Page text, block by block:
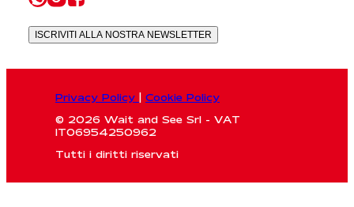
ISCRIVITI ALLA NOSTRA NEWSLETTER
Privacy Policy
Cookie Policy
© 2026 Wait and See Srl - VAT
IT06954250962
Tutti i diritti riservati